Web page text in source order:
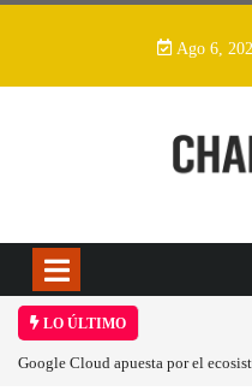
Ago 6,
LO ÚLTIMO
Google Cloud apuesta por el